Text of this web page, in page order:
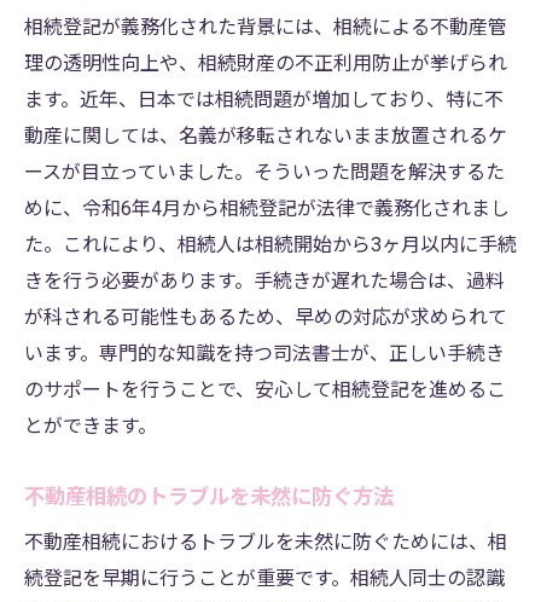
ステップ2：相続関係の明確化
ステップ3：登記申請書の作成
ステップ4：法務局への申請手順
ステップ5：登記完了の確認
相続登記の流れを把握するためのポイント
専門家が教える相続登記のトラブルを未然に防
ぐ方法
複雑な家族構成を考慮した相続登記の対策
登記申請中に起こりうる問題とその対処法
相続登記トラブルを防ぐための事前準備
司法書士が推奨するトラブル回避の手順
相続登記の義務化による新たなルールとその対
相続登記が義務化された背景には、相続による不動産管
理の透明性向上や、相続財産の不正利用防止が挙げられ
ます。近年、日本では相続問題が増加しており、特に不
動産に関しては、名義が移転されないまま放置されるケ
ースが目立っていました。そういった問題を解決するた
めに、令和6年4月から相続登記が法律で義務化されまし
た。これにより、相続人は相続開始から3ヶ月以内に手続
きを行う必要があります。手続きが遅れた場合は、過料
が科される可能性もあるため、早めの対応が求められて
います。専門的な知識を持つ司法書士が、正しい手続き
のサポートを行うことで、安心して相続登記を進めるこ
とができます。
不動産相続のトラブルを未然に防ぐ方法
不動産相続におけるトラブルを未然に防ぐためには、相
続登記を早期に行うことが重要です。相続人同士の認識